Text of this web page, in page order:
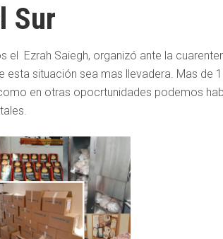
Sur
el Ezrah Saiegh, organizó ante la
situación sea mas llevadera. Mas de
en otras opocrtunidades podemos